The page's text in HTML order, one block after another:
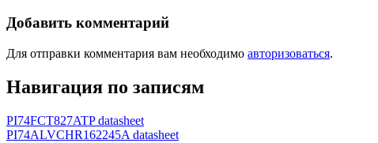
Добавить комментарий
Для отправки комментария вам необходимо авторизоваться.
Навигация по записям
PI74FCT827ATP datasheet
PI74ALVCHR162245A datasheet